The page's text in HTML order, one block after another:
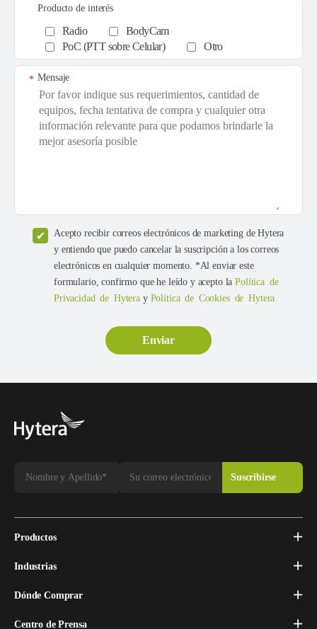
Producto de interés
Radio
BodyCam
PoC (PTT sobre Celular)
Otro
Mensaje
*
Acepto recibir correos electrónicos de marketing de Hytera
y entiendo que puedo cancelar la suscripción a los correos
electrónicos en cualquier momento. *Al enviar este
formulario, confirmo que he leído y acepto laPolítica de
Privacidad de Hytera y Política de Cookies de Hytera
Productos
Industrias
Dónde Comprar
Centro de Prensa